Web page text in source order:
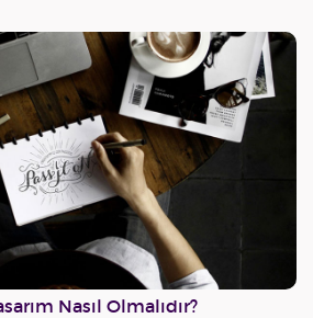
Nasıl Olmalıdır?